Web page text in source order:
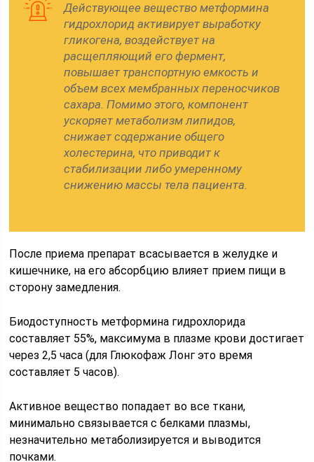
Действующее вещество метформина
гидрохлорид активирует выработку
гликогена, воздействует на
расщепляющий его фермент,
повышает транспортную емкость и
объем всех мембранных переносчиков
сахара. Помимо этого, компонент
ускоряет метаболизм липидов,
снижает содержание общего
холестерина, что приводит к
стабилизации либо умеренному
снижению массы тела пациента.
После приема препарат всасывается в желудке и
кишечнике, на его абсорбцию влияет прием пищи в
сторону замедления.
Биодоступность метформина гидрохлорида
составляет 55%, максимума в плазме крови достигает
через 2,5 часа (для Глюкофаж Лонг это время
составляет 5 часов).
Активное вещество попадает во все ткани,
минимально связывается с белками плазмы,
незначительно метаболизируется и выводится
почками.